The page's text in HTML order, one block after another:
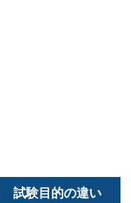
試験目的の違い